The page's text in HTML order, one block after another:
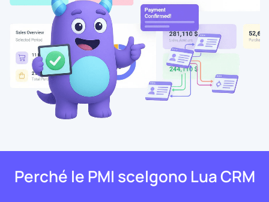
Perché le PMI scelgono Lua CRM